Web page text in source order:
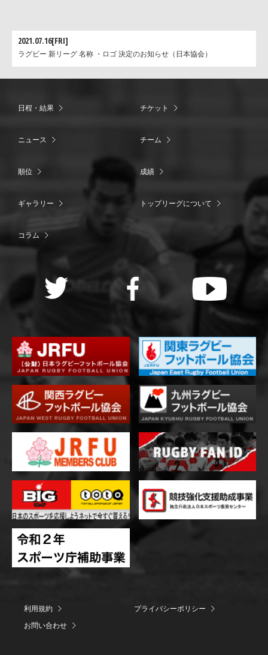
2021.07.16[FRI]
ラグビー 新リーグ 名称 ・ロゴ 決定のお知らせ（日本協会）
日程・結果 チケット
ニュース チーム
順位 成績
ギャラリー トップリーグについて
コラム
利用規約
プライバシーポリシー
お問い合わせ